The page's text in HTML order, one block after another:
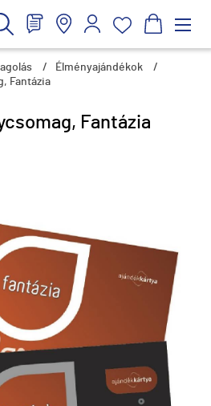
/ Élményajándékok
/
Fantázia
Fantázia